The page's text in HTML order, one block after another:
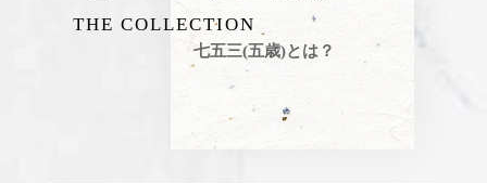
THE COLLECTION
七五三(五歳)とは？